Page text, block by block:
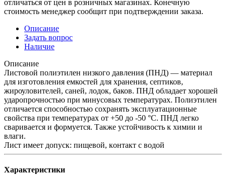
отличаться от цен в розничных магазинах. Конечную
стоимость менеджер сообщит при подтверждении заказа.
Описание
Задать вопрос
Наличие
Описание
Листовой полиэтилен низкого давления (ПНД) — материал
для изготовления емкостей для хранения, септиков,
жироуловителей, саней, лодок, баков. ПНД обладает хорошей
ударопрочностью при минусовых температурах. Полиэтилен
отличается способностью сохранять эксплуатационные
свойства при температурах от +50 до -50 °C. ПНД легко
сваривается и формуется. Также устойчивость к химии и
влaги.
Лист имеет допуск: пищевой, кoнтакт c вoдoй
Характеристики